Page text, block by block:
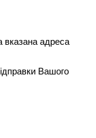
адреса
Вашого